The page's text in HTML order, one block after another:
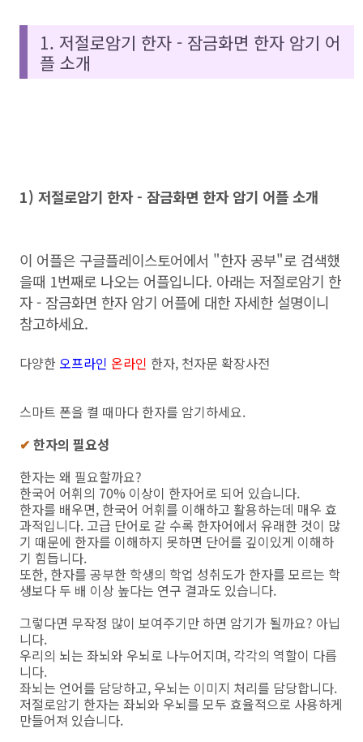
1. 저절로암기 한자 - 잠금화면 한자 암기 어
플 소개
1) 저절로암기 한자 - 잠금화면 한자 암기 어플 소개
이 어플은 구글플레이스토어에서 "한자 공부"로 검색했
을때 1번째로 나오는 어플입니다. 아래는 저절로암기 한
자 - 잠금화면 한자 암기 어플에 대한 자세한 설명이니
참고하세요.
다양한 오프라인 온라인 한자, 천자문 확장사전
스마트 폰을 켤 때마다 한자를 암기하세요.
✔ 한자의 필요성
한자는 왜 필요할까요?
한국어 어휘의 70% 이상이 한자어로 되어 있습니다.
한자를 배우면, 한국어 어휘를 이해하고 활용하는데 매우 효
과적입니다. 고급 단어로 갈 수록 한자어에서 유래한 것이 많
기 때문에 한자를 이해하지 못하면 단어를 깊이있게 이해하
기 힘듭니다.
또한, 한자를 공부한 학생의 학업 성취도가 한자를 모르는 학
생보다 두 배 이상 높다는 연구 결과도 있습니다.
그렇다면 무작정 많이 보여주기만 하면 암기가 될까요? 아닙
니다.
우리의 뇌는 좌뇌와 우뇌로 나누어지며, 각각의 역할이 다릅
니다.
좌뇌는 언어를 담당하고, 우뇌는 이미지 처리를 담당합니다.
저절로암기 한자는 좌뇌와 우뇌를 모두 효율적으로 사용하게
만들어져 있습니다.